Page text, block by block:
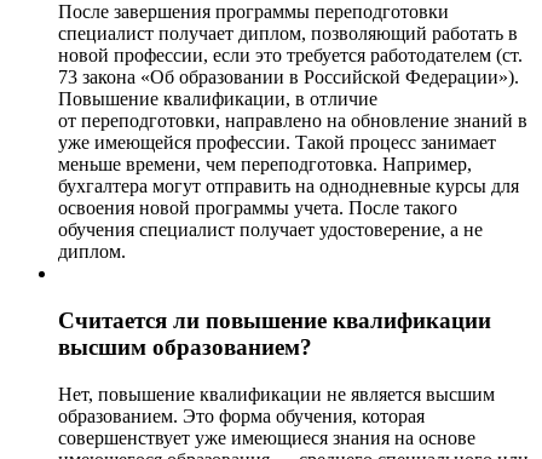
После завершения программы переподготовки
специалист получает диплом, позволяющий работать в
новой профессии, если это требуется работодателем (ст.
73 закона «Об образовании в Российской Федерации»).
Повышение квалификации, в отличие
от переподготовки, направлено на обновление знаний в
уже имеющейся профессии. Такой процесс занимает
меньше времени, чем переподготовка. Например,
бухгалтера могут отправить на однодневные курсы для
освоения новой программы учета. После такого
обучения специалист получает удостоверение, а не
диплом.
Считается ли повышение квалификации
высшим образованием?
Нет, повышение квалификации не является высшим
образованием. Это форма обучения, которая
совершенствует уже имеющиеся знания на основе